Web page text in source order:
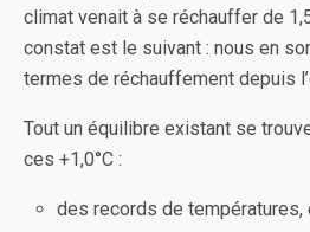
climat venait à se réchauffer de
constat est le suivant : nous en
termes de réchauffement depuis
Tout un équilibre existant se
ces +1,0°C :
des records de températures,